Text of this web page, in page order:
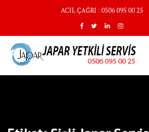
ACİL ÇAĞRI : 0506 095 00 25